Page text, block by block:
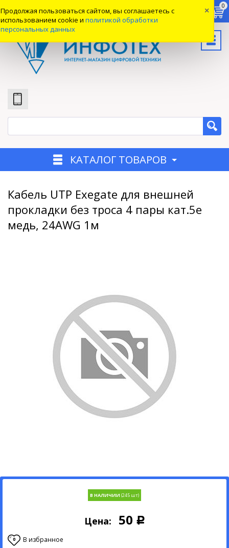
Продолжая пользоваться сайтом, вы соглашаетесь с
использованием cookie и политикой обработки
персональных данных
×
Вход
0
КАТАЛОГ ТОВАРОВ
Кабель UTP Exegate для внешней
прокладки без троса 4 пары кат.5e
медь, 24AWG 1м
В НАЛИЧИИ
Цена: 50 Р
0 В избранное